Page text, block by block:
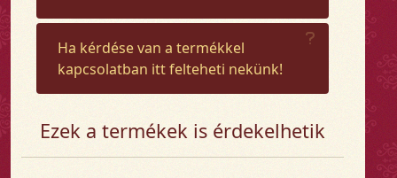
Ha kérdése van a termékkel
kapcsolatban itt felteheti nekünk!
Ezek a termékek is érdekelhetik